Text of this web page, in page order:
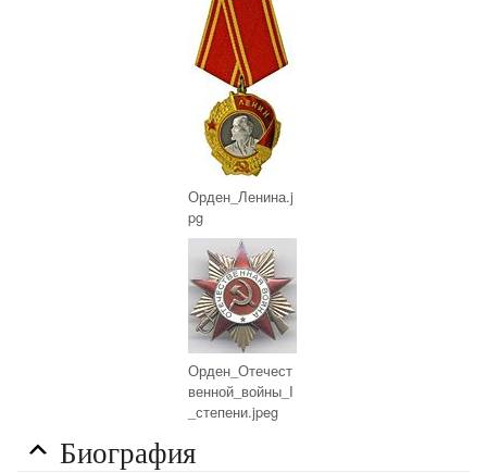
Орден_Ленина.j
pg
Орден_Отечест
венной_войны_I
_степени.jpeg
Биография